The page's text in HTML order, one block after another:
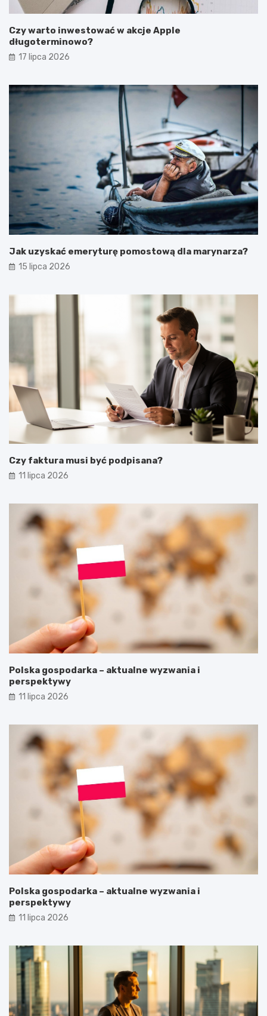
Czy warto inwestować w akcje Apple
długoterminowo?
17 lipca 2026
Jak uzyskać emeryturę pomostową dla marynarza?
15 lipca 2026
Czy faktura musi być podpisana?
11 lipca 2026
Polska gospodarka – aktualne wyzwania i
perspektywy
11 lipca 2026
Polska gospodarka – aktualne wyzwania i
perspektywy
11 lipca 2026